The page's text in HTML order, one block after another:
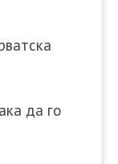
да го